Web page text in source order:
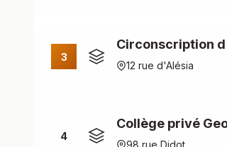
3
Circonscription
12 rue d'Alésia
4
Collège privé
98 rue Didot